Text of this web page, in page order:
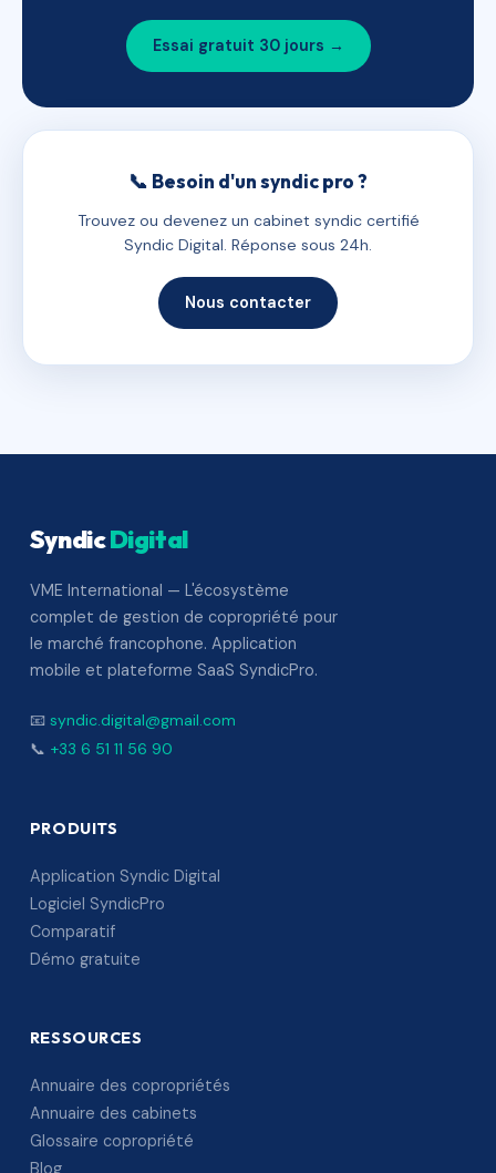
Essai gratuit 30 jours →
📞 Besoin d'un syndic pro ?
Trouvez ou devenez un cabinet syndic certifié
Syndic Digital. Réponse sous 24h.
Nous contacter
SyndicDigital
VME International — L'écosystème
complet de gestion de copropriété pour
le marché francophone. Application
mobile et plateforme SaaS SyndicPro.
📧 syndic.digital@gmail.com
📞 +33 6 51 11 56 90
PRODUITS
Application Syndic Digital
Logiciel SyndicPro
Comparatif
Démo gratuite
RESSOURCES
Annuaire des copropriétés
Annuaire des cabinets
Glossaire copropriété
Blog